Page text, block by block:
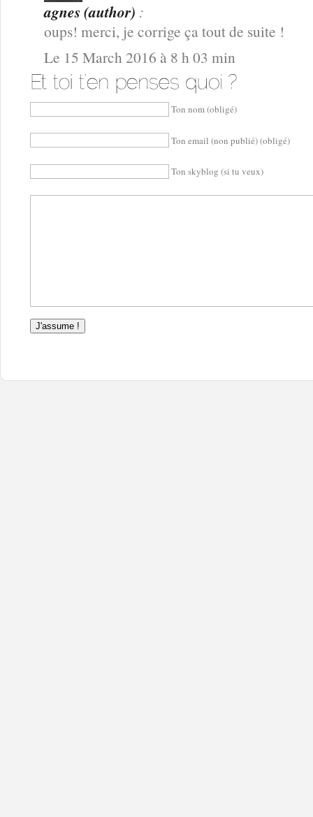
agnes (author) :
oups! merci, je corrige ça tout de suite !
Le 15 March 2016 à 8 h 03 min
Ton nom (obligé)
Ton email (non publié) (obligé)
Ton skyblog (si tu veux)